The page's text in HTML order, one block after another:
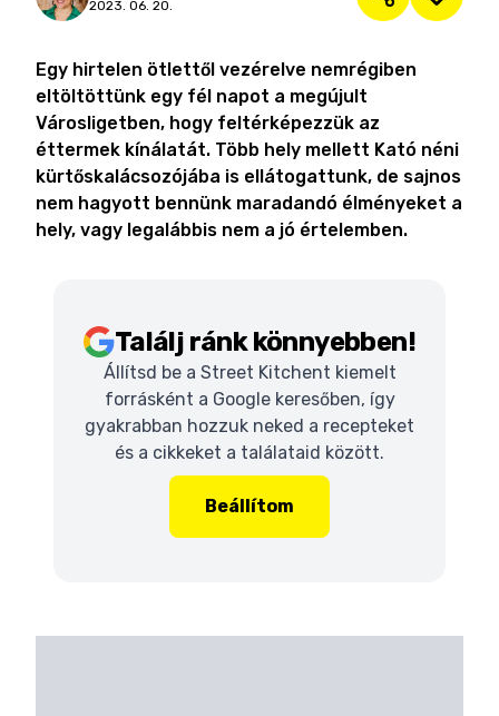
2023. 06. 20.
Egy hirtelen ötlettől vezérelve nemrégiben
eltöltöttünk egy fél napot a megújult
Városligetben, hogy feltérképezzük az
éttermek kínálatát. Több hely mellett Kató néni
kürtőskalácsozójába is ellátogattunk, de sajnos
nem hagyott bennünk maradandó élményeket a
hely, vagy legalábbis nem a jó értelemben.
Találj ránk könnyebben!
Állítsd be a Street Kitchent kiemelt
forrásként a Google keresőben, így
gyakrabban hozzuk neked a recepteket
és a cikkeket a találataid között.
Beállítom